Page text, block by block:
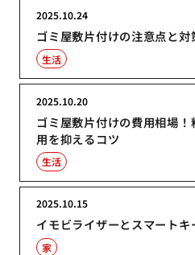
ゴミ屋敷片付けの注意点と対
2025.10.24
生活
ゴミ屋敷片付けの費用相場
用を抑えるコツ
2025.10.20
生活
イモビライザーとスマートキ
2025.10.15
家